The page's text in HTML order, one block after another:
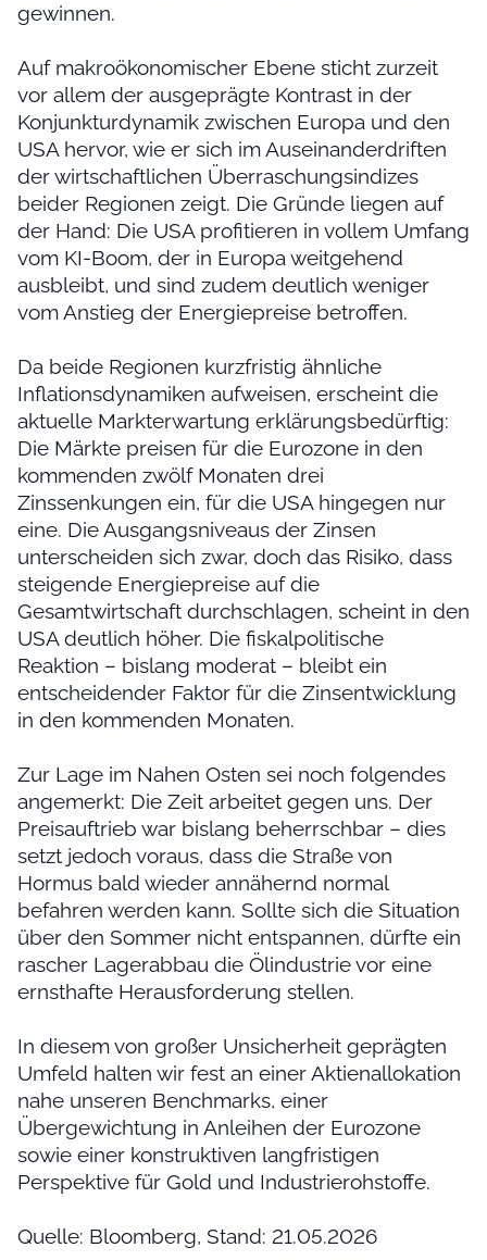
gewinnen.
Auf makroökonomischer Ebene sticht zurzeit
vor allem der ausgeprägte Kontrast in der
Konjunkturdynamik zwischen Europa und den
USA hervor, wie er sich im Auseinanderdriften
der wirtschaftlichen Überraschungsindizes
beider Regionen zeigt. Die Gründe liegen auf
der Hand: Die USA profitieren in vollem Umfang
vom KI-Boom, der in Europa weitgehend
ausbleibt, und sind zudem deutlich weniger
vom Anstieg der Energiepreise betroffen.
Da beide Regionen kurzfristig ähnliche
Inflationsdynamiken aufweisen, erscheint die
aktuelle Markterwartung erklärungsbedürftig:
Die Märkte preisen für die Eurozone in den
kommenden zwölf Monaten drei
Zinssenkungen ein, für die USA hingegen nur
eine. Die Ausgangsniveaus der Zinsen
unterscheiden sich zwar, doch das Risiko, dass
steigende Energiepreise auf die
Gesamtwirtschaft durchschlagen, scheint in den
USA deutlich höher. Die fiskalpolitische
Reaktion – bislang moderat – bleibt ein
entscheidender Faktor für die Zinsentwicklung
in den kommenden Monaten.
Zur Lage im Nahen Osten sei noch folgendes
angemerkt: Die Zeit arbeitet gegen uns. Der
Preisauftrieb war bislang beherrschbar – dies
setzt jedoch voraus, dass die Straße von
Hormus bald wieder annähernd normal
befahren werden kann. Sollte sich die Situation
über den Sommer nicht entspannen, dürfte ein
rascher Lagerabbau die Ölindustrie vor eine
ernsthafte Herausforderung stellen.
In diesem von großer Unsicherheit geprägten
Umfeld halten wir fest an einer Aktienallokation
nahe unseren Benchmarks, einer
Übergewichtung in Anleihen der Eurozone
sowie einer konstruktiven langfristigen
Perspektive für Gold und Industrierohstoffe.
Quelle: Bloomberg, Stand: 21.05.2026